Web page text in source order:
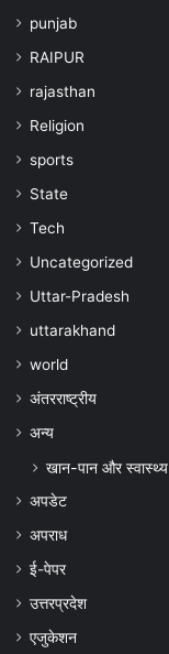
punjab
RAIPUR
rajasthan
Religion
sports
State
Tech
Uncategorized
Uttar-Pradesh
uttarakhand
world
अंतरराष्ट्रीय
अन्‍य
खान-पान और स्वास्थ्य
अपडेट
अपराध
ई-पेपर
उत्तरप्रदेश
एजुकेशन